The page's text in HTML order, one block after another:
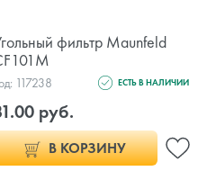
фильтр Maunfeld
117238 ЕСТЬ В НАЛИЧИИ
руб.
В КОРЗИНУ